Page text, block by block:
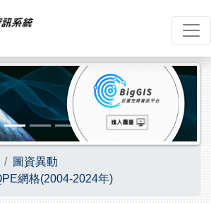
Next
圖資異動
網格(2004-2024年)